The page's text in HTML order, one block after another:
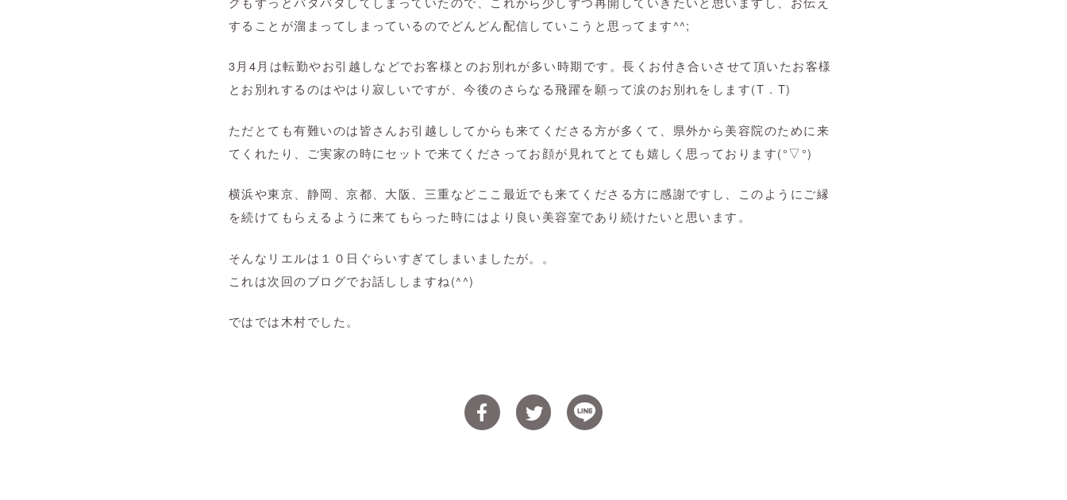
することが溜まってしまっているのでどんどん配信していこうと思ってます^^;
3月4月は転勤やお引越しなどでお客様とのお別れが多い時期です。長くお付き合いさせて頂いたお客様
とお別れするのはやはり寂しいですが、今後のさらなる飛躍を願って涙のお別れをします(T . T)
ただとても有難いのは皆さんお引越ししてからも来てくださる方が多くて、県外から美容院のために来
てくれたり、ご実家の時にセットで来てくださってお顔が見れてとても嬉しく思っております(°▽°)
横浜や東京、静岡、京都、大阪、三重などここ最近でも来てくださる方に感謝ですし、このようにご縁
を続けてもらえるように来てもらった時にはより良い美容室であり続けたいと思います。
そんなリエルは１０日ぐらいすぎてしまいましたが。。
これは次回のブログでお話ししますね(^^)
ではでは木村でした。